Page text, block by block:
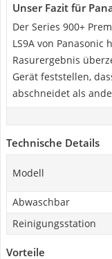
Unser Fazit für
Der Series 900+
LS9A von
Rasurergebnis
Gerät feststellen,
abschneidet als
Technische Details
Modell
Abwaschbar
Reinigungsstation
Vorteile